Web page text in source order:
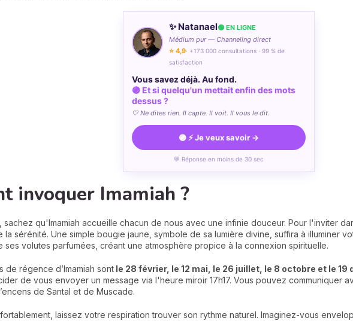
✨ Natanael🟢 EN LIGNE
Médium pur — Channeling direct
⭐ 4,9· +173 000 consultations · 99 % de
satisfaction
Vous savez déjà. Au fond.
🟣 Et si quelqu'un mettait enfin des mots
dessus ?
🤍 Ne dites rien. Il capte. Il voit. Il vous le dit.
🟣 ⚡ Je veux savoir →
💬 Réponse en moins de 30 sec
invoquer Imamiah ?
sachez qu'Imamiah accueille chacun de nous avec une infinie douceur. Pour l'inviter
la sérénité. Une simple bougie jaune, symbole de sa lumière divine, suffira à illuminer
ses volutes parfumées, créant une atmosphère propice à la connexion spirituelle.
de régence d’Imamiah sont le 28 février, le 12 mai, le 26 juillet, le 8 octobre et le
de vous envoyer un message via l'heure miroir 17h17. Vous pouvez communiquer
de Santal et de Muscade.
laissez votre respiration trouver son rythme naturel. Imaginez-vous